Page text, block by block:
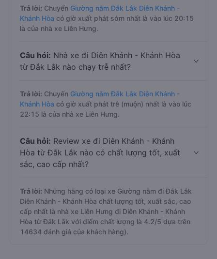
Trả lời: Chuyến Giường nằm Đắk Lắk Diên Khánh -
Khánh Hòa có giờ xuất phát sớm nhất là vào lúc 20:15
là của nhà xe Liên Hưng.
Câu hỏi: Nhà xe đi Diên Khánh - Khánh Hòa
từ Đắk Lắk nào chạy trễ nhất?
Trả lời: Chuyến Giường nằm Đắk Lắk Diên Khánh -
Khánh Hòa có giờ xuất phát trễ (muộn) nhất là vào lúc
22:15 là của nhà xe Liên Hưng.
Câu hỏi: Review xe đi Diên Khánh - Khánh
Hòa từ Đắk Lắk nào có chất lượng tốt, xuất
sắc, cao cấp nhất?
Trả lời: Những hãng có loại xe Giường nằm đi Đắk Lắk
Diên Khánh - Khánh Hòa chất lượng tốt, xuất sắc, cao
cấp nhất là nhà xe Liên Hưng đi Diên Khánh - Khánh
Hòa từ Đắk Lắk với điểm chất lượng là 4.2/5 dựa trên
14634 đánh giá của khách hàng).